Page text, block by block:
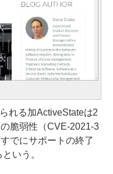
れる加ActiveStateは2
脆弱性（CVE-2021-3
でにサポートの終了
いう。